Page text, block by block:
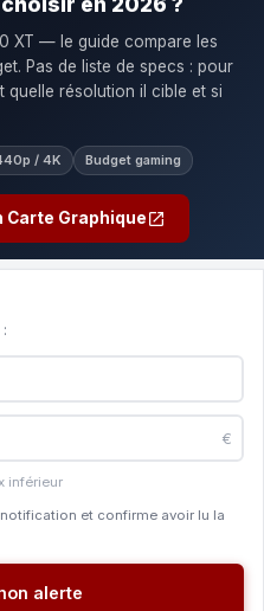
XT — le guide compare les
Pas de liste de specs : pour
quelle résolution il cible et si
/ 4K Budget gaming
Carte Graphique
€
inférieur
et confirme avoir lu la
alerte